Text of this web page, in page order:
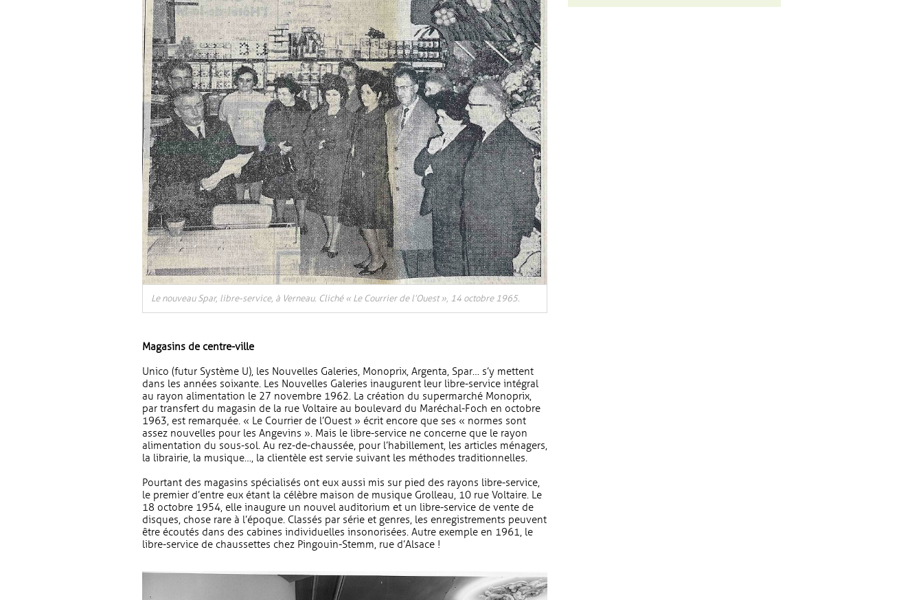
Le nouveau Spar, libre-service, à Verneau. Cliché « Le Courrier de l’Ouest », 14 octobre 1965.
Magasins de centre-ville
Unico (futur Système U), les Nouvelles Galeries, Monoprix, Argenta, Spar… s’y mettent
dans les années soixante. Les Nouvelles Galeries inaugurent leur libre-service intégral
au rayon alimentation le 27 novembre 1962. La création du supermarché Monoprix,
par transfert du magasin de la rue Voltaire au boulevard du Maréchal-Foch en octobre
1963, est remarquée. « Le Courrier de l’Ouest » écrit encore que ses « normes sont
assez nouvelles pour les Angevins ». Mais le libre-service ne concerne que le rayon
alimentation du sous-sol. Au rez-de-chaussée, pour l’habillement, les articles ménagers,
la librairie, la musique…, la clientèle est servie suivant les méthodes traditionnelles.
Pourtant des magasins spécialisés ont eux aussi mis sur pied des rayons libre-service,
le premier d’entre eux étant la célèbre maison de musique Grolleau, 10 rue Voltaire. Le
18 octobre 1954, elle inaugure un nouvel auditorium et un libre-service de vente de
disques, chose rare à l’époque. Classés par série et genres, les enregistrements peuvent
être écoutés dans des cabines individuelles insonorisées. Autre exemple en 1961, le
libre-service de chaussettes chez Pingouin-Stemm, rue d’Alsace !